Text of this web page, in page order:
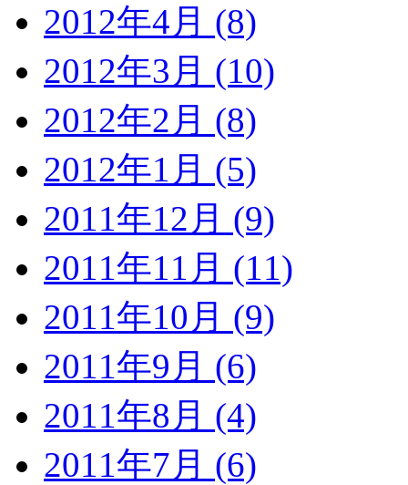
2012年4月 (8)
2012年3月 (10)
2012年2月 (8)
2012年1月 (5)
2011年12月 (9)
2011年11月 (11)
2011年10月 (9)
2011年9月 (6)
2011年8月 (4)
2011年7月 (6)